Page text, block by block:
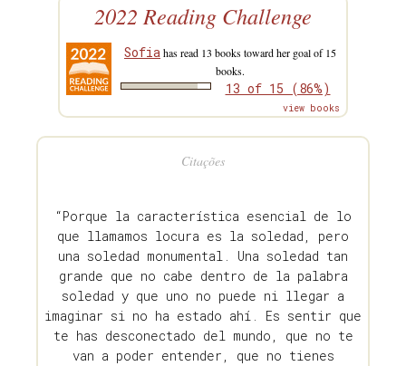
2022 Reading Challenge
Sofiahas read 13 books toward her goal of 15
books.
13 of 15 (86%)
view books
Citações
“Porque la característica esencial de lo
que llamamos locura es la soledad, pero
una soledad monumental. Una soledad tan
grande que no cabe dentro de la palabra
soledad y que uno no puede ni llegar a
imaginar si no ha estado ahí. Es sentir que
te has desconectado del mundo, que no te
van a poder entender, que no tienes